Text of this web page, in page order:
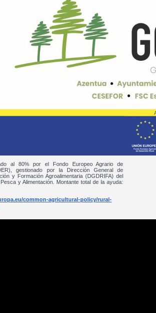
al 80% por el Fondo Europeo Agrario de
gestionado por la Dirección General de
y Formación Agroalimentaria (DGDRIFA) del
y Alimentación. Montante total de la ayuda:
common-agricultural-policy/rural-